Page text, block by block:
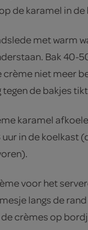
de karamel in de
met warm
Bak 40-
niet meer
de bakjes
karamel
in de koelkast
voor het
langs de
crèmes op